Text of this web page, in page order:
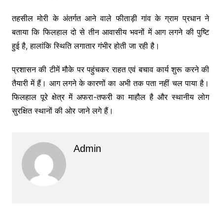
तहसील मोरी के अंतर्गत आने वाले फीताड़ी गांव के ग्राम प्रधान ने
बताया कि फिलहाल दो से तीन आवासीय भवनों में आग लगने की पुष्टि
हुई है, हालांकि स्थिति लगातार गंभीर होती जा रही है।
प्रशासन की टीमें मौके पर पहुंचकर राहत एवं बचाव कार्य शुरू करने की
तैयारी में हैं। आग लगने के कारणों का अभी तक पता नहीं चल पाया है।
फिलहाल पूरे क्षेत्र में अफरा-तफरी का माहौल है और स्थानीय लोग
सुरक्षित स्थानों की ओर जाने लगे हैं।
Admin